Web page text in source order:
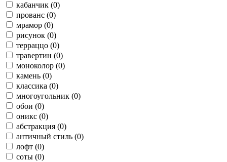
кабанчик (0)
прованс (0)
мрамор (0)
рисунок (0)
терраццо (0)
травертин (0)
моноколор (0)
камень (0)
классика (0)
многоугольник (0)
обои (0)
оникс (0)
абстракция (0)
античный стиль (0)
лофт (0)
соты (0)